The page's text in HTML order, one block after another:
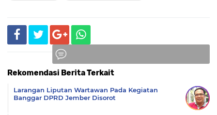
Rekomendasi Berita Terkait
Larangan Liputan Wartawan Pada Kegiatan
Banggar DPRD Jember Disorot